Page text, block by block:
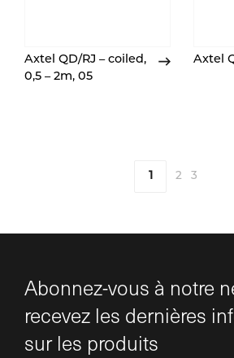
Axtel QD/RJ – coiled,
0,5 – 2m, 05
Axtel
1 2 3
Abonnez-vous à notre
recevez les dernières
sur les produits